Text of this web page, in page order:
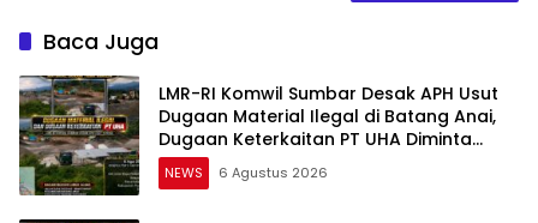
Baca Juga
LMR-RI Komwil Sumbar Desak APH Usut
Dugaan Material Ilegal di Batang Anai,
Dugaan Keterkaitan PT UHA Diminta
Diselidiki Tuntas
NEWS 6 Agustus 2026